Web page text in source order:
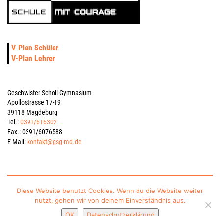
V-Plan Schüler
V-Plan Lehrer
Geschwister-Scholl-Gymnasium
Apollostrasse 17-19
39118 Magdeburg
Tel.:0391/616302
Fax.: 0391/6076588
E-Mail: kontakt@gsg-md.de
gesponsert vom Schulverein Gymnasium „Geschwister-Scholl“ Magdeburg e.V.
Diese Website benutzt Cookies. Wenn du die Website weiter
nutzt, gehen wir von deinem Einverständnis aus.